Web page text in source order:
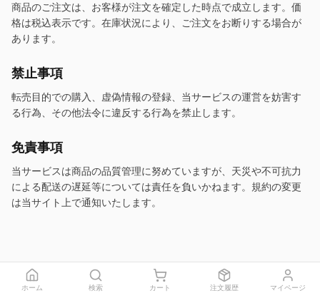
商品のご注文は、お客様が注文を確定した時点で成立します。価
格は税込表示です。在庫状況により、ご注文をお断りする場合が
あります。
禁止事項
転売目的での購入、虚偽情報の登録、当サービスの運営を妨害す
る行為、その他法令に違反する行為を禁止します。
免責事項
当サービスは商品の品質管理に努めていますが、天災や不可抗力
による配送の遅延等については責任を負いかねます。規約の変更
は当サイト上で通知いたします。
ホーム 検索 カート 注文履歴 マイページ